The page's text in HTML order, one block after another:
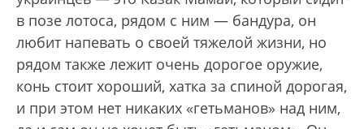
в позе лотоса, рядом с ним — бандура, он
любит напевать о своей тяжелой жизни, но
рядом также лежит очень дорогое оружие,
конь стоит хороший, хатка за спиной дорогая,
и при этом нет никаких «гетьманов» над ним,